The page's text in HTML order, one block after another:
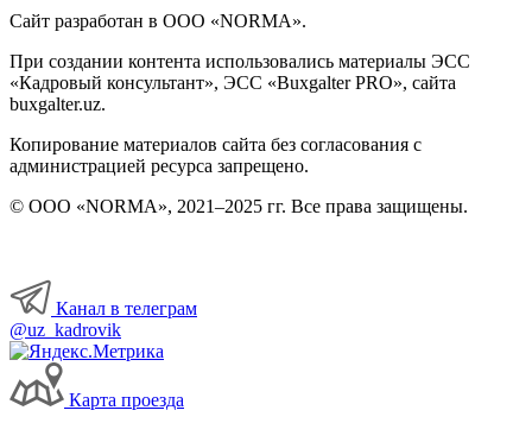
Сайт разработан в ООО «NORMA».
При создании контента использовались материалы ЭСС
«Кадровый консультант», ЭСС «Buxgalter PRO», сайта
buxgalter.uz.
Копирование материалов сайта без согласования с
администрацией ресурса запрещено.
© ООО «NORMA», 2021–2025 гг. Все права защищены.
Канал в телеграм
@uz_kadrovik
Карта проезда